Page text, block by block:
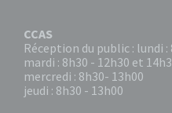
CCAS
Réception du public : lundi :
mardi : 8h30 - 12h30 et
mercredi : 8h30- 13h00
jeudi : 8h30 - 13h00